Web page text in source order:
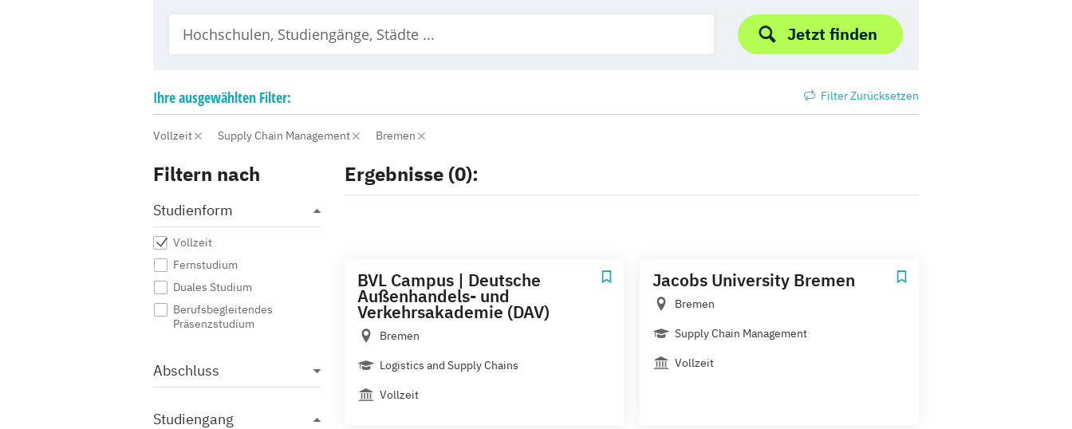
Jetzt finden
Ihreausgewählten Filter: Filter Zurücksetzen
Vollzeit Supply Chain Management Bremen
Filtern nach
Studienform
Vollzeit
Fernstudium
Duales Studium
Berufsbegleitendes
Präsenzstudium
Abschluss
Studiengang
Ergebnisse (0):
BVL Campus | Deutsche
Außenhandels- und
Verkehrsakademie (DAV)
Bremen
Logistics and Supply Chains
Vollzeit
Jacobs University Bremen
Bremen
Supply Chain Management
Vollzeit